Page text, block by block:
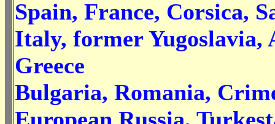
Spain, France, Corsica,
Italy, former Yugoslavia,
Greece
Bulgaria, Romania,